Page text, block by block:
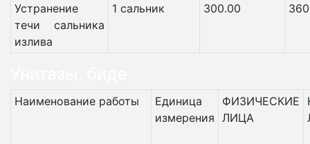
Устранение
течи сальника
излива
1 сальник 300.00
Наименование работы
Единица
измерения
ФИЗИЧЕСКИЕ
ЛИЦА